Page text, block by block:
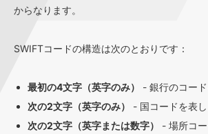
からなります。
SWIFTコードの構造は次のとおりです：
最初の4文字（英字のみ）
- 銀行のコード
次の2文字（英字のみ）
- 国コードを表し
次の2文字（英字または数字）
- 場所コー